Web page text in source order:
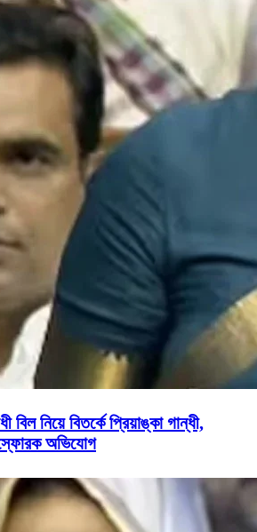
বিল নিয়ে বিতর্কে প্রিয়াঙ্কা গান্ধী,
অভিযোগ